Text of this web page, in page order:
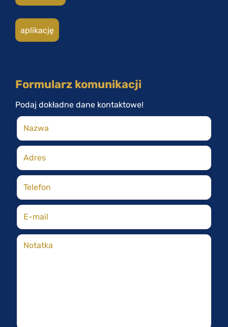
aplikację
Formularz komunikacji
Podaj dokładne dane kontaktowe!
Nazwa
Adres
Telefon
E-mail
Notatka